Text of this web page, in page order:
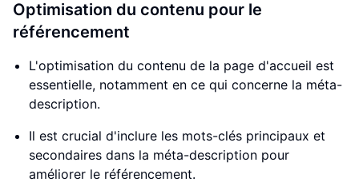
Optimisation du contenu pour le
référencement
L'optimisation du contenu de la page d'accueil est
essentielle, notamment en ce qui concerne la méta-
description.
Il est crucial d'inclure les mots-clés principaux et
secondaires dans la méta-description pour
améliorer le référencement.